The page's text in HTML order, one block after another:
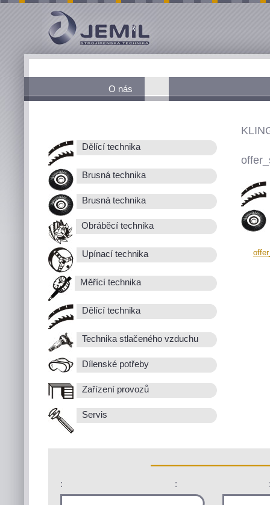
O nás
Dělící technika
Brusná technika
Brusná technika
Obráběcí technika
Upínací technika
Měřící technika
Dělící technika
Technika stlačeného vzduchu
Dílenské potřeby
Zařízení provozů
Servis
: :